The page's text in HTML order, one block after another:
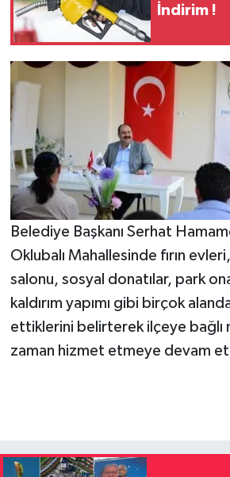
İndirim !
Belediye Başkanı Serhat
Oklubalı Mahallesinde fırın
salonu, sosyal donatılar, park
kaldırım yapımı gibi birçok
ettiklerini belirterek ilçeye bağlı
zaman hizmet etmeye devam